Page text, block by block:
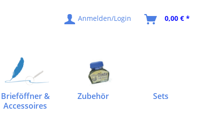
Anmelden/Login 0,00 € *
Brieföffner &
Accessoires
Zubehör Sets